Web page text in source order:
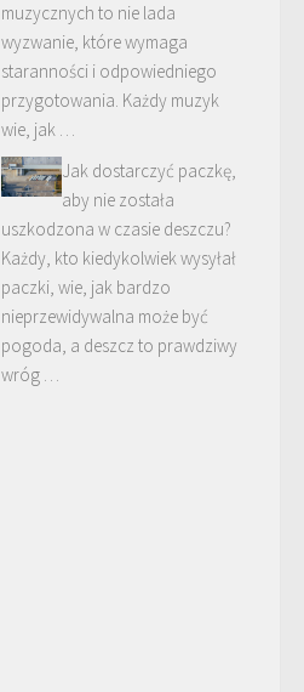
muzycznych to nie lada
wyzwanie, które wymaga
staranności i odpowiedniego
przygotowania. Każdy muzyk
wie, jak …
Jak dostarczyć paczkę,
aby nie została
uszkodzona w czasie deszczu?
Każdy, kto kiedykolwiek wysyłał
paczki, wie, jak bardzo
nieprzewidywalna może być
pogoda, a deszcz to prawdziwy
wróg …